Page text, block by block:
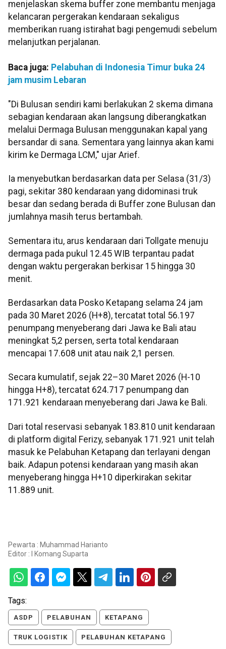
menjelaskan skema buffer zone membantu menjaga
kelancaran pergerakan kendaraan sekaligus
memberikan ruang istirahat bagi pengemudi sebelum
melanjutkan perjalanan.
Baca juga: Pelabuhan di Indonesia Timur buka 24
jam musim Lebaran
"Di Bulusan sendiri kami berlakukan 2 skema dimana
sebagian kendaraan akan langsung diberangkatkan
melalui Dermaga Bulusan menggunakan kapal yang
bersandar di sana. Sementara yang lainnya akan kami
kirim ke Dermaga LCM," ujar Arief.
Ia menyebutkan berdasarkan data per Selasa (31/3)
pagi, sekitar 380 kendaraan yang didominasi truk
besar dan sedang berada di Buffer zone Bulusan dan
jumlahnya masih terus bertambah.
Sementara itu, arus kendaraan dari Tollgate menuju
dermaga pada pukul 12.45 WIB terpantau padat
dengan waktu pergerakan berkisar 15 hingga 30
menit.
Berdasarkan data Posko Ketapang selama 24 jam
pada 30 Maret 2026 (H+8), tercatat total 56.197
penumpang menyeberang dari Jawa ke Bali atau
meningkat 5,2 persen, serta total kendaraan
mencapai 17.608 unit atau naik 2,1 persen.
Secara kumulatif, sejak 22–30 Maret 2026 (H-10
hingga H+8), tercatat 624.717 penumpang dan
171.921 kendaraan menyeberang dari Jawa ke Bali.
Dari total reservasi sebanyak 183.810 unit kendaraan
di platform digital Ferizy, sebanyak 171.921 unit telah
masuk ke Pelabuhan Ketapang dan terlayani dengan
baik. Adapun potensi kendaraan yang masih akan
menyeberang hingga H+10 diperkirakan sekitar
11.889 unit.
Pewarta : Muhammad Harianto
Editor : I Komang Suparta
Tags:
ASDP PELABUHAN KETAPANG
TRUK LOGISTIK PELABUHAN KETAPANG